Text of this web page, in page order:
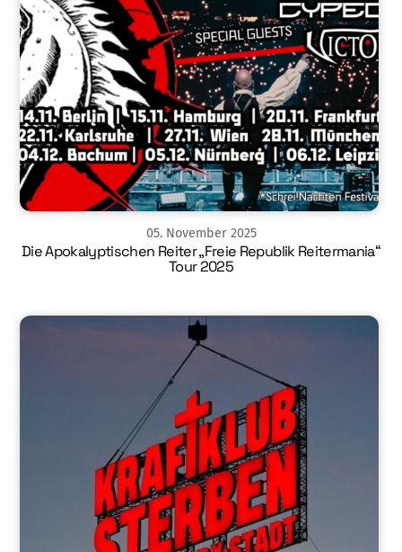
05. November 2025
Die Apokalyptischen Reiter „Freie Republik Reitermania“
Tour 2025